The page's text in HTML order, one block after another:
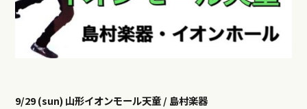
9/29 (sun) 山形イオンモール天童 / 島村楽器